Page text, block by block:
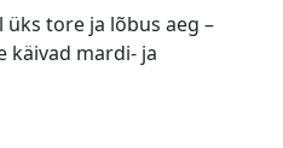
tore ja lõbus aeg –
käivad mardi- ja